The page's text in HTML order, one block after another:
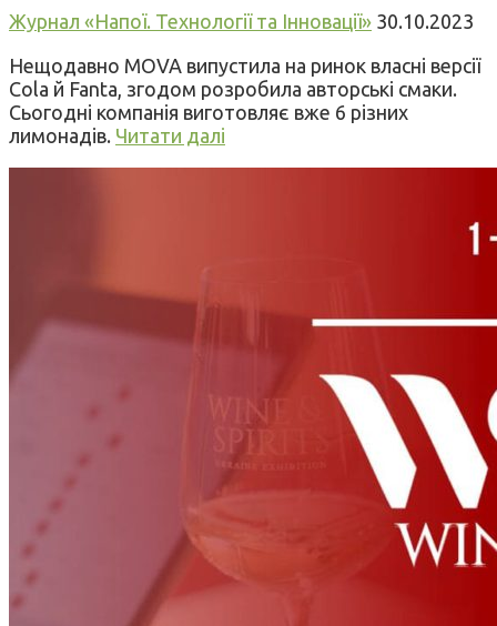
Журнал «Напої. Технології та Інновації» 30.10.2023
Нещодавно MOVA випустила на ринок власні версії
Cola й Fanta, згодом розробила авторські смаки.
Сьогодні компанія виготовляє вже 6 різних
лимонадів. Читати далі